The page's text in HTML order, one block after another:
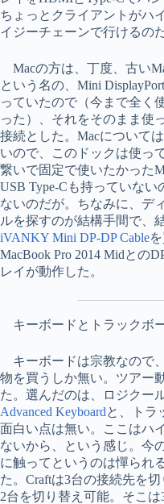
ちょっとクライアントがハ
イジーチェーンで行けるの
Macの方は、丁度、古い
という名の、Mini
っていたので（今まで全く
った）、それをそのまま使
接続とした。Macについて
いので、このドックは使っ
繋いで固定で使いたかった
USB Type-Cも持っていな
ないのだが。ちなみに、デ
ルを探すのが結構手間で、
iVANKY Mini DP-DP Cable
MacBook Pro 2014 Midとの
レイが動作した。
キーボードとトラックボ
キーボードは宗教なので
物を買うしか無い。ツアー
た。選んだのは、ロジクー
Advanced Keyboardと、トラ
面白い点は無い。ここはハ
ないから、という感じ。今
に触ってというのは憚られ
た。Craftは3台の接続先を
2台を切り替え可能。そこは